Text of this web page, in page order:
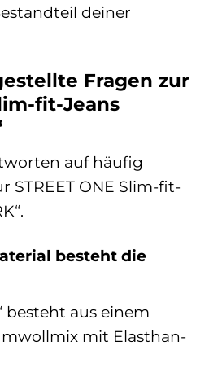
deiner
Fragen zur
fit-Jeans
auf häufig
STREET ONE Slim-fit-
besteht die
besteht aus einem
mit Elasthan-